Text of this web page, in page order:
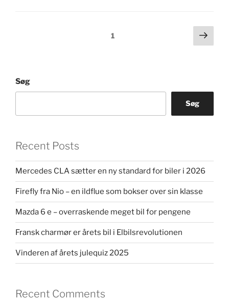
Side1
side
Søg
Søg
Recent Posts
Mercedes CLA sætter en ny standard for biler i 2026
Firefly fra Nio – en ildflue som bokser over sin klasse
Mazda 6 e – overraskende meget bil for pengene
Fransk charmør er årets bil i Elbilsrevolutionen
Vinderen af årets julequiz 2025
Recent Comments